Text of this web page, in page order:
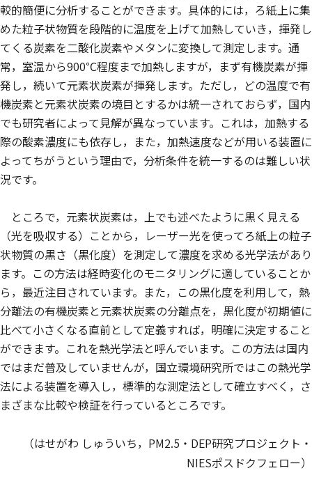
較的簡便に分析することができます。具体的には，ろ紙上に集
めた粒子状物質を段階的に温度を上げて加熱していき，揮発し
てくる炭素を二酸化炭素やメタンに変換して測定します。通
常，室温から900℃程度まで加熱しますが，まず有機炭素が揮
発し，続いて元素状炭素が揮発します。ただし，どの温度で有
機炭素と元素状炭素の境目とするかは統一されておらず，国内
でも研究者によって見解が異なっています。これは，加熱する
際の酸素濃度にも依存し，また，加熱速度などが用いる装置に
よってちがうという理由で，分析条件を統一するのは難しい状
況です。
ところで，元素状炭素は，上でも述べたように黒く見える
（光を吸収する）ことから，レーザー光を使ってろ紙上の粒子
状物質の黒さ（黒化度）を測定して濃度を求める光学法があり
ます。この方法は経時変化のモニタリングに適していることか
ら，最近注目されています。また，この黒化度を利用して，熱
分離法の有機炭素と元素状炭素の分離点を，黒化度が初期値に
比べて小さくなる直前として定義すれば，明確に決定すること
ができます。これを熱光学法と呼んでいます。この方法は国内
ではまだ普及していませんが，国立環境研究所ではこの熱光学
法による装置を導入し，標準的な測定法として確立すべく，さ
まざまな比較や検証を行っているところです。
（はせがわ しゅういち，PM2.5・DEP研究プロジェクト・
NIESポスドクフェロー）